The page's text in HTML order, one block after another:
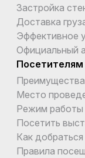
Застройка
Доставка
Эффективное
Официальный
Посетителям
Место
Режим работы
Посетить
Как
Правила